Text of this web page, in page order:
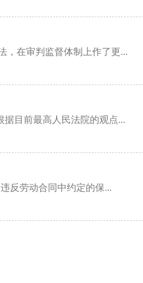
，在审判监督体制上作了更...
目前最高人民法院的观点...
反劳动合同中约定的保...